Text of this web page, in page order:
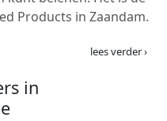
Products in Zaandam.
lees verder ›
in